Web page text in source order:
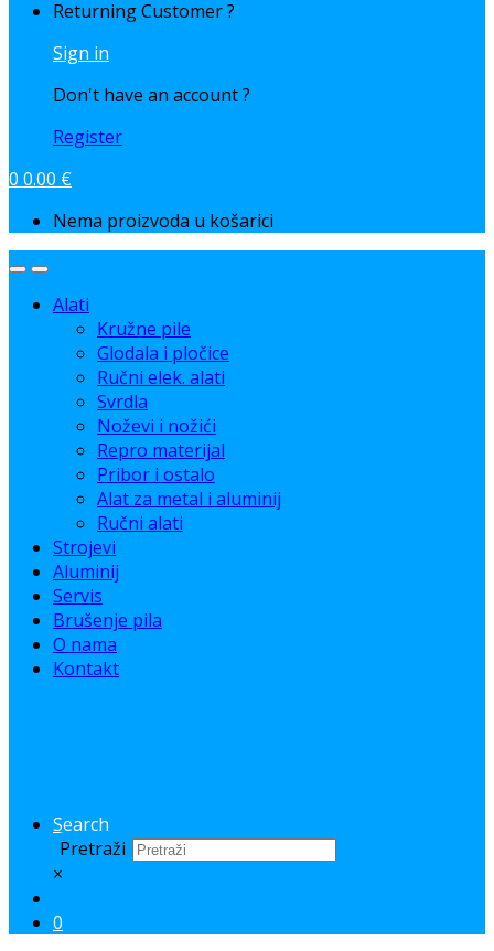
Returning Customer ?
Sign in
Don't have an account ?
Register
0 0.00 €
Nema proizvoda u košarici
Alati
Kružne pile
Glodala i pločice
Ručni elek. alati
Svrdla
Noževi i nožići
Repro materijal
Pribor i ostalo
Alat za metal i aluminij
Ručni alati
Strojevi
Aluminij
Servis
Brušenje pila
O nama
Kontakt
Search
Pretraži
×
0